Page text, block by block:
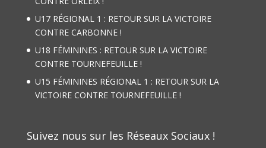
U17 RÉGIONAL 1 : RETOUR SUR LA VICTOIRE
CONTRE CARBONNE !
U18 FÉMININES : RETOUR SUR LA VICTOIRE
CONTRE TOURNEFEUILLE !
U15 FÉMININES RÉGIONAL 1 : RETOUR SUR LA
VICTOIRE CONTRE TOURNEFEUILLE !
Suivez nous sur les Réseaux Sociaux !